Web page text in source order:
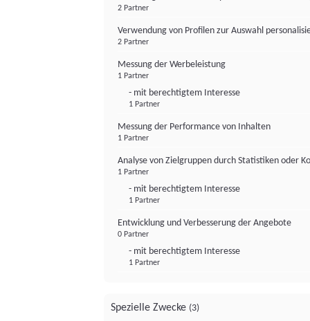
2 Partner
Verwendung von Profilen zur Auswahl
2 Partner
Messung der Werbeleistung
1 Partner
- mit berechtigtem Interesse
1 Partner
Messung der Performance von Inhalten
1 Partner
Analyse von Zielgruppen durch Statistiken oder
1 Partner
- mit berechtigtem Interesse
1 Partner
Entwicklung und Verbesserung der Angebote
0 Partner
- mit berechtigtem Interesse
1 Partner
Spezielle Zwecke (3)